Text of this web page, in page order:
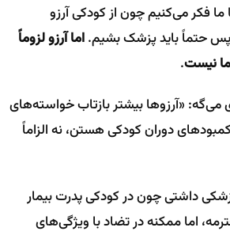
فکر می‌کنیم چون از کودکی آرزو
حتماً باید پزشک بشیم.اما آرزو لزوماً
نیست.
«آرزوها بیشتر بازتاب خواسته‌های
دوران کودکی هستن، نه الزاماً
داشتی چون در کودکی پدرت بیمار
اما ممکنه در تضاد با ویژگی‌های